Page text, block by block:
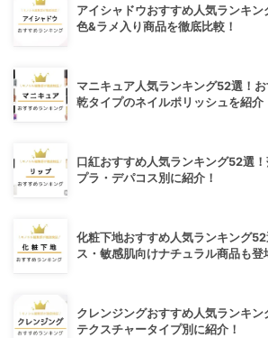
アイシャドウおすすめ人気ランキ
色&ラメ入り商品を徹底比較！
マニキュア人気ランキング52選！
乾タイプのネイルポリッシュを紹介
口紅おすすめ人気ランキング52選
プラ・デパコス別に紹介！
化粧下地おすすめ人気ランキング
ス・敏感肌向けナチュラル商品も登
クレンジングおすすめ人気ランキ
テクスチャータイプ別に紹介！